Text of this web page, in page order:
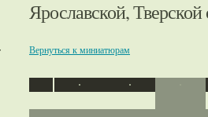
Ярославской, Тверской
Вернуться к миниатюрам